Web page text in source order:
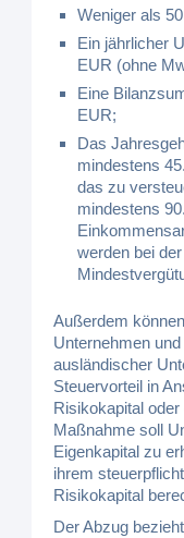
Weniger als
Ein jährlicher
EUR (ohne
Eine
EUR;
Das
mindestens
das zu
mindestens
werden bei
Außerdem
Unternehmen
ausländischer
Steuervorteil in
Risikokapital
Maßnahme soll
Eigenkapital zu
ihrem
Risikokapital
Der Abzug